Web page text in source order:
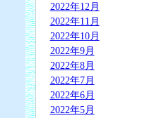
2022年12月
2022年11月
2022年10月
2022年9月
2022年8月
2022年7月
2022年6月
2022年5月